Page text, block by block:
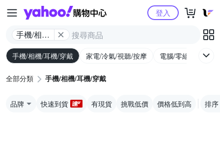
Yahoo購物中心
手機/相機/
耳機/穿戴
登入
手機/相機/耳機/穿戴 家電/冷氣/視聽/按摩 電腦/零組件/週邊/
全部分類 手機/相機/耳機/穿戴
品牌 快速到貨 有現貨 挑戰低價 價格低到高 排序